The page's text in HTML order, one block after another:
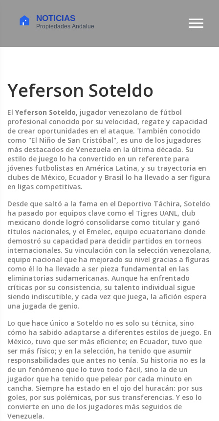
Yeferson Soteldo
El Yeferson Soteldo, jugador venezolano de fútbol
profesional conocido por su velocidad, regate y capacidad
de crear oportunidades en el ataque. También conocido
como "El Niño de San Cristóbal", es uno de los jugadores
más destacados de Venezuela en la última década. Su
estilo de juego lo ha convertido en un referente para
jóvenes futbolistas en América Latina, y su trayectoria en
clubes de México, Ecuador y Brasil lo ha llevado a ser figura
en ligas competitivas.
Desde que saltó a la fama en el Deportivo Táchira, Soteldo
ha pasado por equipos clave como el Tigres UANL, club
mexicano donde logró consolidarse como titular y ganó
títulos nacionales, y el Emelec, equipo ecuatoriano donde
demostró su capacidad para decidir partidos en torneos
internacionales. Su vinculación con la selección venezolana,
equipo nacional que ha mejorado su nivel gracias a figuras
como él lo ha llevado a ser pieza fundamental en las
eliminatorias sudamericanas. Aunque ha enfrentado
críticas por su consistencia, su talento individual sigue
siendo indiscutible, y cada vez que juega, la afición espera
una jugada de genio.
Lo que hace único a Soteldo no es solo su técnica, sino
cómo ha sabido adaptarse a diferentes estilos de juego. En
México, tuvo que ser más eficiente; en Ecuador, tuvo que
ser más físico; y en la selección, ha tenido que asumir
responsabilidades que antes no tenía. Su historia no es la
de un fenómeno que lo tuvo todo fácil, sino la de un
jugador que ha tenido que pelear por cada minuto en
cancha. Siempre ha estado en el ojo del huracán: por sus
goles, por sus polémicas, por sus transferencias. Y eso lo
convierte en uno de los jugadores más seguidos de
Venezuela.